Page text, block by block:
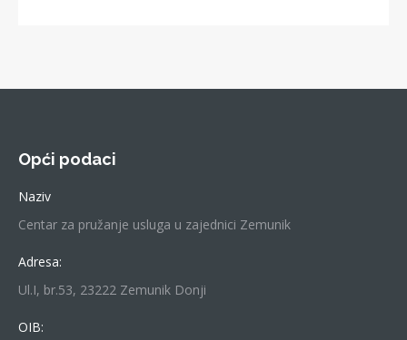
Opći podaci
Naziv
Centar za pružanje usluga u zajednici Zemunik
Adresa:
Ul.I, br.53, 23222 Zemunik Donji
OIB: